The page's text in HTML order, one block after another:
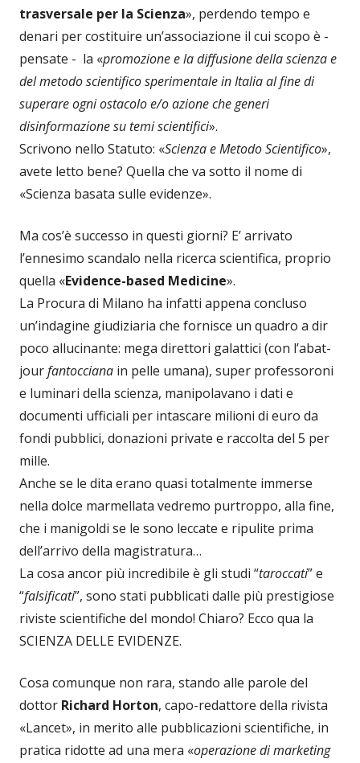
trasversale per la Scienza», perdendo tempo e
denari per costituire un’associazione il cui scopo è -
pensate - la «promozione e la diffusione della scienza e
del metodo scientifico sperimentale in Italia al fine di
superare ogni ostacolo e/o azione che generi
disinformazione su temi scientifici».
Scrivono nello Statuto: «Scienza e Metodo Scientifico»,
avete letto bene? Quella che va sotto il nome di
«Scienza basata sulle evidenze».
Ma cos’è successo in questi giorni? E’ arrivato
l’ennesimo scandalo nella ricerca scientifica, proprio
quella «Evidence-based Medicine».
La Procura di Milano ha infatti appena concluso
un’indagine giudiziaria che fornisce un quadro a dir
poco allucinante: mega direttori galattici (con l’abat-
jourfantocciana in pelle umana), super professoroni
e luminari della scienza, manipolavano i dati e
documenti ufficiali per intascare milioni di euro da
fondi pubblici, donazioni private e raccolta del 5 per
mille.
Anche se le dita erano quasi totalmente immerse
nella dolce marmellata vedremo purtroppo, alla fine,
che i manigoldi se le sono leccate e ripulite prima
dell’arrivo della magistratura…
La cosa ancor più incredibile è gli studi “taroccati” e
“falsificati”, sono stati pubblicati dalle più prestigiose
riviste scientifiche del mondo! Chiaro? Ecco qua la
SCIENZA DELLE EVIDENZE.
Cosa comunque non rara, stando alle parole del
dottor Richard Horton, capo-redattore della rivista
«Lancet», in merito alle pubblicazioni scientifiche, in
pratica ridotte ad una mera «operazione di marketing